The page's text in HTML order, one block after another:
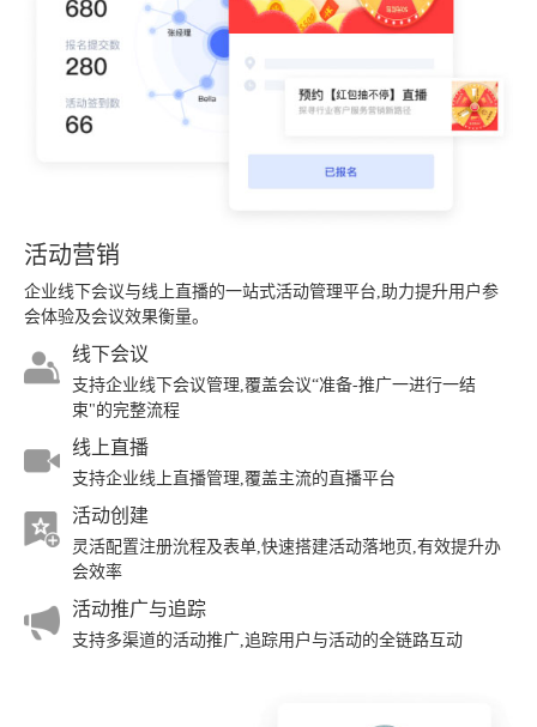
活动营销
企业线下会议与线上直播的一站式活动管理平台,助力提升用户参
会体验及会议效果衡量。
线下会议
支持企业线下会议管理,覆盖会议“准备-推广一进行一结
束"的完整流程
线上直播
支持企业线上直播管理,覆盖主流的直播平台
活动创建
灵活配置注册沇程及表单,快速搭建活动落地页,有效提升办
会效率
活动推广与追踪
支持多渠道的活动推广,追踪用户与活动的全链路互动